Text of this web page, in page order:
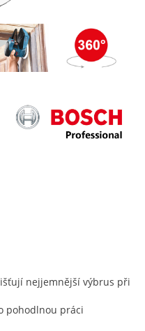
nejjemnější výbrus při
pohodlnou práci